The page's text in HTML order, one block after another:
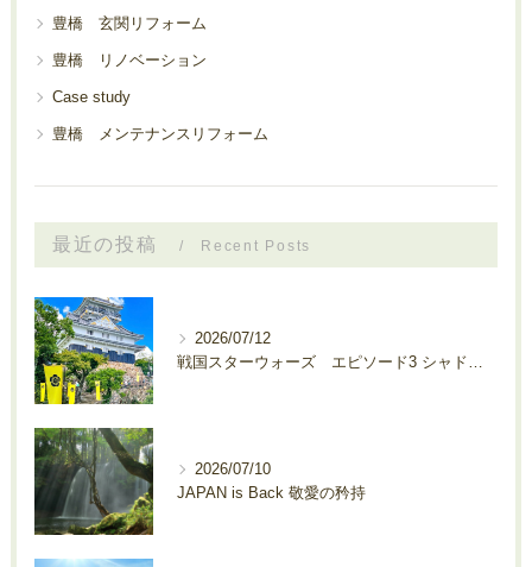
豊橋 玄関リフォーム
豊橋 リノベーション
Case study
豊橋 メンテナンスリフォーム
最近の投稿 Recent Posts
2026/07/12
2026/07/10
JAPAN is Back 敬愛の矜持